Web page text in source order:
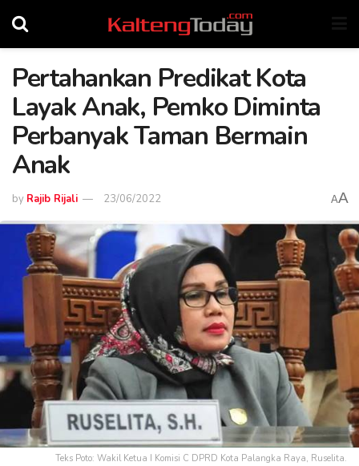
Pertahankan Predikat Kota
Layak Anak, Pemko Diminta
Perbanyak Taman Bermain
Anak
by Rajib Rijali 23/06/2022 AA
Teks Poto: Wakil Ketua I Komisi C DPRD Kota Palangka Raya, Ruselita.